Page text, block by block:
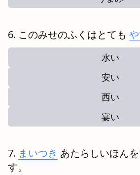
このみせのふくはとても
水い
安い
西い
宴い
まいつき あたらしいほん
す。